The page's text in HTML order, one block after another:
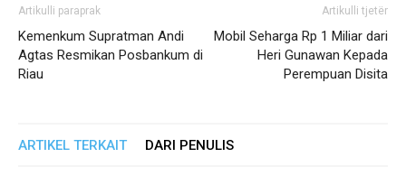
Artikulli paraprak
Kemenkum Supratman Andi
Agtas Resmikan Posbankum di
Riau
Artikulli tjetër
Mobil Seharga Rp 1 Miliar dari
Heri Gunawan Kepada
Perempuan Disita
ARTIKEL TERKAIT DARI PENULIS